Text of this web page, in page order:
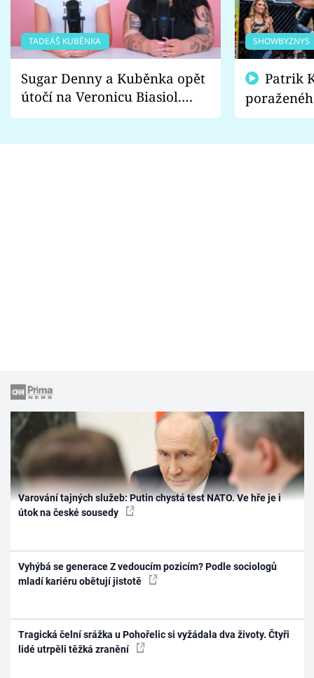
TADEÁŠ KUBĚNKA
Sugar Denny a Kuběnka opět
útočí na Veronicu Biasiol.
Proč je podle nich falešná a
SHOWBYZNYS
fanoušci
Varování tajných služeb: Putin chystá test NATO. Ve hře je i
útok na české sousedy
Vyhýbá se generace Z vedoucím pozicím? Podle sociologů
mladí kariéru obětují jistotě
Tragická čelní srážka u Pohořelic si vyžádala dva životy. Čtyři
lidé utrpěli těžká zranění